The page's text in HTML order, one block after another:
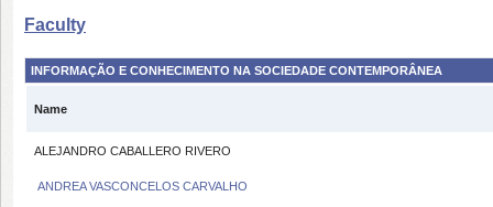
Faculty
INFORMAÇÃO E CONHECIMENTO NA SOCIEDADE CONTEMPORÂNEA
Name
ALEJANDRO CABALLERO RIVERO
ANDREA VASCONCELOS CARVALHO